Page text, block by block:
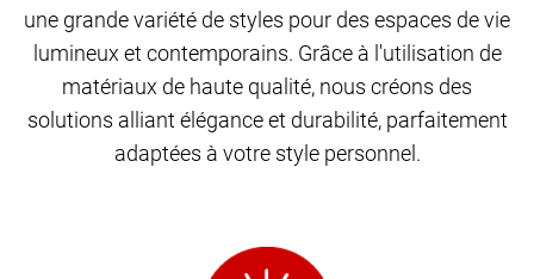
une grande variété de styles pour des espaces de vie
lumineux et contemporains. Grâce à l'utilisation de
matériaux de haute qualité, nous créons des
solutions alliant élégance et durabilité, parfaitement
adaptées à votre style personnel.